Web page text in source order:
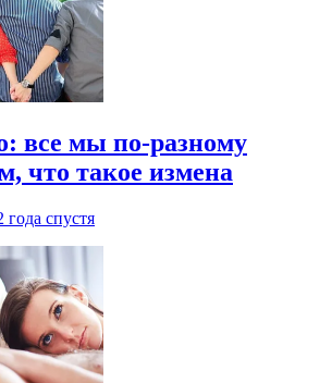
все мы по-разному
что такое измена
года спустя